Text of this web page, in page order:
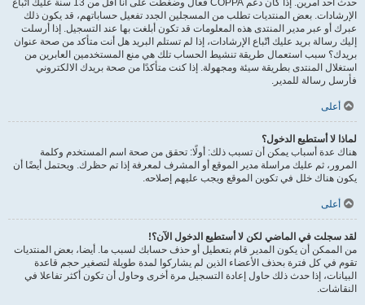
حدث أحد أمرين. إذا كان دعم COPPA فعال وضغطت على أنا أقل من 13 سنة عليك اتّباع
الإرشادات. بعض المنتديات تطلب من المسجلين الجدد تفعيل حساباتهم، قد يكون ذلك
عبرك أو عبر مدير المنتدى هذه المعلومات قد تكون أبلغت بها عند التسجيل. إذا أرسلت
إليك رسالة بريد عليك اتّباع الإرشادات، إذا لم تستلم البريد هل أنت متأكد من صحة عنوان
بريدك؟ سبب استعمال طريقة تنشيط الحساب تلك هي منع المستخدمين العابرين من
استغلال المنتدى بطريقة سيئة ومجهولة. إذا كنت متأكدًا من صحة بريدك الالكتروني
فأرسل رسالة للمدير.
أعلى
لماذا لا أستطيع الدخول؟
هناك عدة أسباب يمكن أن تسبب ذلك: أولًا: تحقق من صحة اسم المستخدم وكلمة
المرور، ثم عليك مراسلة مدير الموقع أو المشرف لمعرفة إذا تم حظرك. ويحتمل أيضًا أن
يكون هناك خلل في تكوين الموقع ويجب عليهم إصلاحه.
أعلى
لقد سجلت في الماضي لكن لا أستطيع الدخول الآن؟!
من الممكن أن يكون المدير قام بتعطيل أو حذف حسابك لسبب ما. أيضا، بعض المنتديات
تقوم في كل فترة بحذف الأعضاء الذين لم يشاركوا لمدة طويلة لتصغير حجم قاعدة
البيانات، إذا حدث ذلك حاول إعادة التسجيل مرة أخرى وحاول أن تكون أكثر تفاعلا في
النقاشات.